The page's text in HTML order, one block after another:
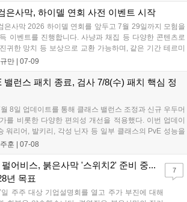
은사막, 하이델 연회 사전 이벤트 시작
은사막 2026 하이델 연회를 앞두고 7월 29일까지 모험을
이벤트를 진행합니다. 사냥과 채집 등 다양한 콘텐츠로
귀한 망치 등 보상으로 교환 가능하며, 같은 기간 테르미
해 다채로운 즐길 거리를 제공합니다. 한편 북미·유럽 서
만 07-09
밸런스 패치 종료, 검사 7/8(수) 패치 핵심 정
8일 업데이트를 통해 클래스 밸런스 조정과 신규 우두머
를 비롯한 다양한 편의성 개선을 적용했다. 이번 업데이
워리어, 발키리, 각성 닌자 등 일부 클래스의 PvE 성능을
각시에 새로운 고난도 단계가 추가됐다. 이와 함께 UI 개
훈 07-08
펄어비스, 붉은사막 '스위치2' 준비 중...
년 목표
주주 대상 기업설명회를 열고 주가 부진에 대해
7